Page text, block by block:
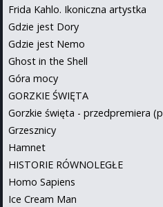
Frida Kahlo. Ikoniczna artystka
Gdzie jest Dory
Gdzie jest Nemo
Ghost in the Shell
Góra mocy
GORZKIE ŚWIĘTA
Gorzkie święta - przedpremiera
Grzesznicy
Hamnet
HISTORIE RÓWNOLEGŁE
Homo Sapiens
Ice Cream Man